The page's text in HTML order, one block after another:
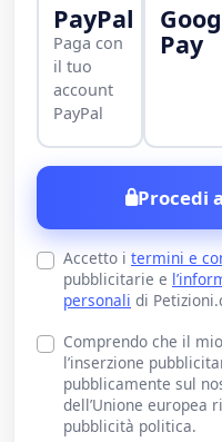
PayPal
Paga con
il tuo
account
PayPal
Pay
Procedi
Accetto i termini e
pubblicitarie e
personali di
Comprendo che il
l’inserzione
pubblicamente sul
dell’Unione europea
pubblicità politica.